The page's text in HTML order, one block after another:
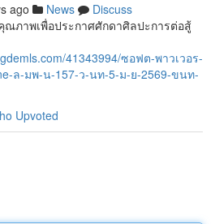
ago News
Discuss
ภาพเพื่อประกาศศักดาศิลปะการต่อสู้
41343994/ซอฟต-พาวเวอร-
ล-มพ-น-157-ว-นท-5-ม-ย-2569-ขนท-
Upvoted